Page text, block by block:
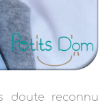
doute reconnu